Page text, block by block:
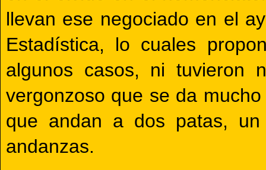
llevan ese negociado en el
Estadística, lo cuales
algunos casos, ni tuvieron
vergonzoso que se da
que andan a dos patas,
andanzas.